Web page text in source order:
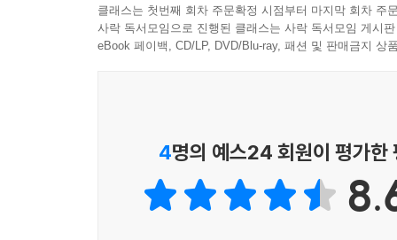
--- p.86
좋은 글은 미문이 아니며 악문도 아니다. 그것은
사회는 꿈이다. 사회 속에서 어느 누구도 모방과
것을 혐오하지 않음을 밝히는 것은 얼마나 어려운
김홍중은 인간은 사회적 동물이 아니라 필요에
단어를 통해 ‘은둔기계’의 특성을 표현한다. 이 단
한다. 하지 않는 것은 무시되거나, 존재를 부여받
닮아 있다. 그들은 세상의 많은 것들을 그저 감
잔존한다. 동시에 그들은 삶을 사랑한다.
클래스는 첫번째 회차 주문확정 시점부터 마지막 회차 주
사락 독서모임으로 진행된 클래스는 사락 독서모임 게시
eBook 페이백, CD/LP, DVD/Blu-ray, 패션 및 판매금지 상
4명의 예스24 회원이 평가한